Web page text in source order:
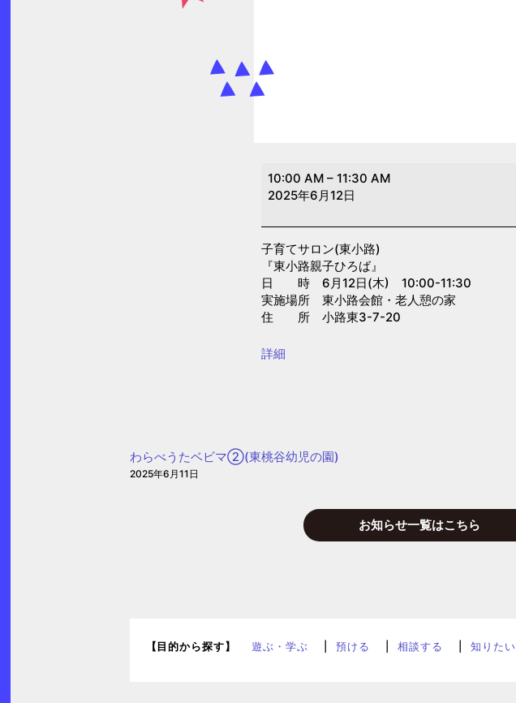
子
育
ロ
ン
(東
小
10:00 AM – 11:30 AM
2025年6月12日
子育てサロン(東小路)
『東小路親子ひろば』
日 時 6月12日(木) 10:00-11:30
実施場所 東小路会館・老人憩の家
住 所 小路東3-7-20
{title}
詳細
わらべうたベビマ②(東桃谷幼児の園)
2025年6月11日
お知らせ一覧はこちら
【目的から探す】 遊ぶ・学ぶ 預ける 相談する 知りたい